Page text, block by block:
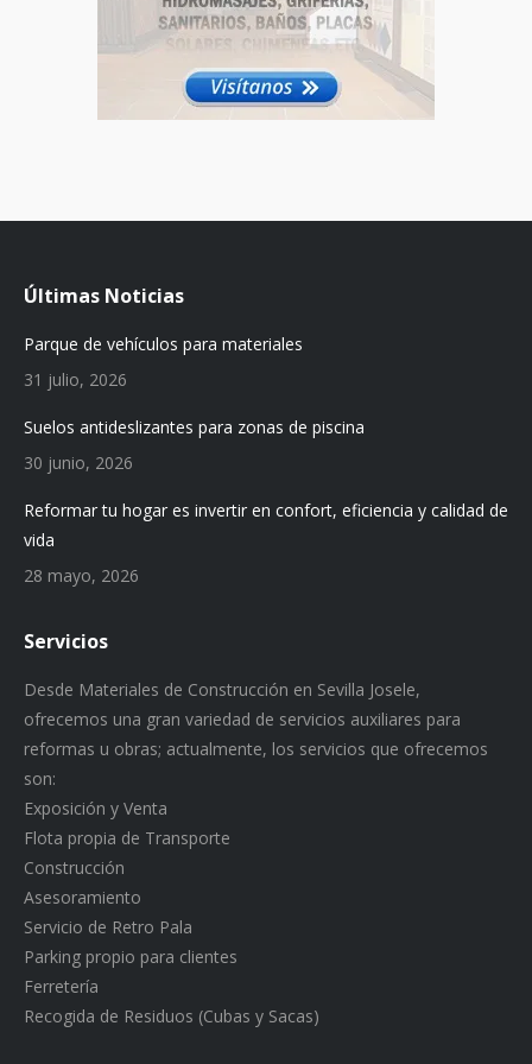
Últimas Noticias
Parque de vehículos para materiales
31 julio, 2026
Suelos antideslizantes para zonas de piscina
30 junio, 2026
Reformar tu hogar es invertir en confort, eficiencia y calidad de
vida
28 mayo, 2026
Servicios
Desde Materiales de Construcción en Sevilla Josele,
ofrecemos una gran variedad de servicios auxiliares para
reformas u obras; actualmente, los servicios que ofrecemos
son:
Exposición y Venta
Flota propia de Transporte
Construcción
Asesoramiento
Servicio de Retro Pala
Parking propio para clientes
Ferretería
Recogida de Residuos (Cubas y Sacas)